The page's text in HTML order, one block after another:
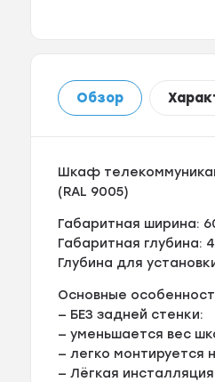
Обзор
Шкаф
(RAL 9005)
Габаритная ширина:
Габаритная глубина:
Глубина для
Основные
— БЕЗ задней стенки:
— уменьшается вес
— легко монтируется
— Лёгкая инсталляция